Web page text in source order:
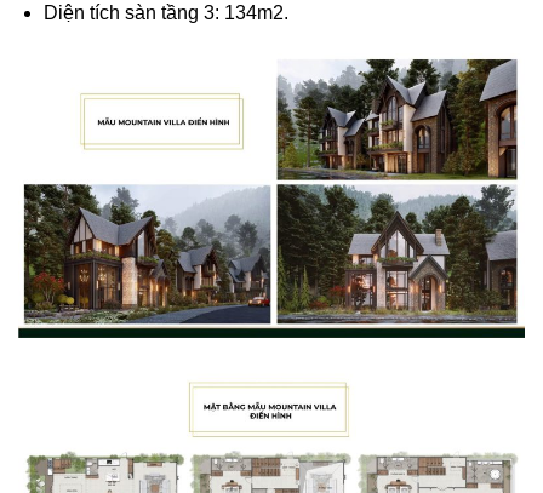
Diện tích sàn tầng 3: 134m2.